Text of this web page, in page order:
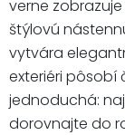
verne
štýlovú
vytvára
exteriéri pôsobí
jednoduchá:
dorovnajte do